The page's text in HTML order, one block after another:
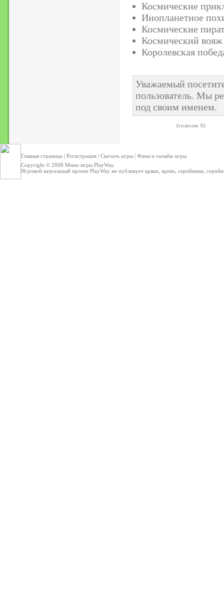
Космические
Инопланетное
Космические
Космический вояж
Королевская
Уважаемый
пользователь. Мы
под своим именем.
(голосов: 0)
Главная страница | Регистрация | Скачать игры | Флеш и онлайн игры
Copyright © 2008 Мини игры PlayWay.
Игровой казуальный проект PlayWay не публикует кряки, креки, серийники,